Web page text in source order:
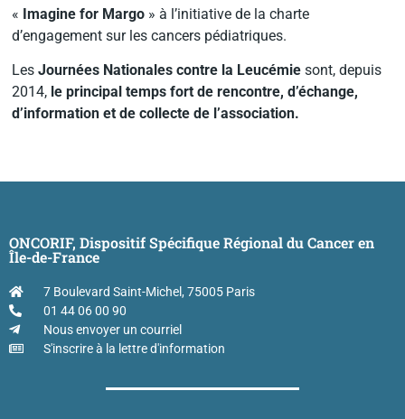
« Imagine for Margo» à l’initiative de la charte
d’engagement sur les cancers pédiatriques.
Les Journées Nationales contre la Leucémiesont, depuis
2014, le principal temps fort de rencontre, d’échange,
d’information et de collecte de l’association.
ONCORIF, Dispositif Spécifique Régional du Cancer en
Île-de-France
7 Boulevard Saint-Michel, 75005 Paris
01 44 06 00 90
Nous envoyer un courriel
S'inscrire à la lettre d'information